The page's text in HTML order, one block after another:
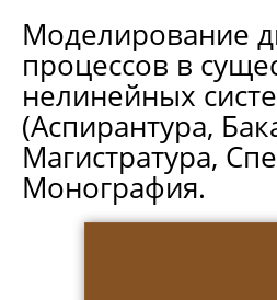
Моделирование
процессов в
нелинейных
(Аспирантура,
Магистратура,
Монография.